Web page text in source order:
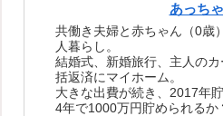
あっち
共働き夫婦と赤ちゃん（0歳
人暮らし。
結婚式、新婚旅行、主人の
括返済にマイホーム。
大きな出費が続き、2017年
4年で1000万円貯められるか